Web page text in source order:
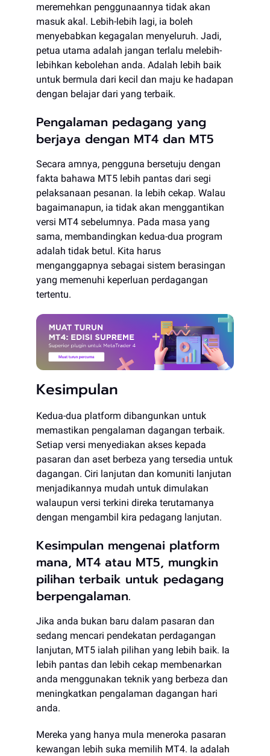
meremehkan penggunaannya tidak akan
masuk akal. Lebih-lebih lagi, ia boleh
menyebabkan kegagalan menyeluruh. Jadi,
petua utama adalah jangan terlalu melebih-
lebihkan kebolehan anda. Adalah lebih baik
untuk bermula dari kecil dan maju ke hadapan
dengan belajar dari yang terbaik.
Pengalaman pedagang yang
berjaya dengan MT4 dan MT5
Secara amnya, pengguna bersetuju dengan
fakta bahawa MT5 lebih pantas dari segi
pelaksanaan pesanan. Ia lebih cekap. Walau
bagaimanapun, ia tidak akan menggantikan
versi MT4 sebelumnya. Pada masa yang
sama, membandingkan kedua-dua program
adalah tidak betul. Kita harus
menganggapnya sebagai sistem berasingan
yang memenuhi keperluan perdagangan
tertentu.
Kesimpulan
Kedua-dua platform dibangunkan untuk
memastikan pengalaman dagangan terbaik.
Setiap versi menyediakan akses kepada
pasaran dan aset berbeza yang tersedia untuk
dagangan. Ciri lanjutan dan komuniti lanjutan
menjadikannya mudah untuk dimulakan
walaupun versi terkini direka terutamanya
dengan mengambil kira pedagang lanjutan.
Kesimpulan mengenai platform
mana, MT4 atau MT5, mungkin
pilihan terbaik untuk pedagang
berpengalaman.
Jika anda bukan baru dalam pasaran dan
sedang mencari pendekatan perdagangan
lanjutan, MT5 ialah pilihan yang lebih baik. Ia
lebih pantas dan lebih cekap membenarkan
anda menggunakan teknik yang berbeza dan
meningkatkan pengalaman dagangan hari
anda.
Mereka yang hanya mula meneroka pasaran
kewangan lebih suka memilih MT4. Ia adalah